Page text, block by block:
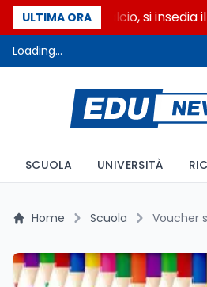
ULTIMA ORA
Riforma del calcio, si insedia
Loading...
SCUOLA UNIVERSITÀ
Home Scuola